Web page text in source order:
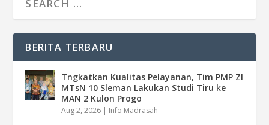
BERITA TERBARU
Tngkatkan Kualitas Pelayanan, Tim PMP ZI
MTsN 10 Sleman Lakukan Studi Tiru ke
MAN 2 Kulon Progo
Aug 2, 2026 | Info Madrasah